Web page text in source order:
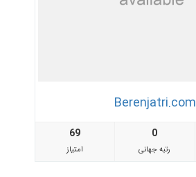
Berenjatri.com
69
امتیاز
0
رتبه جهانی